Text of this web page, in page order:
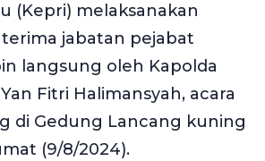
(Kepri) melaksanakan
jabatan pejabat
langsung oleh Kapolda
Fitri Halimansyah, acara
di Gedung Lancang kuning
(9/8/2024).